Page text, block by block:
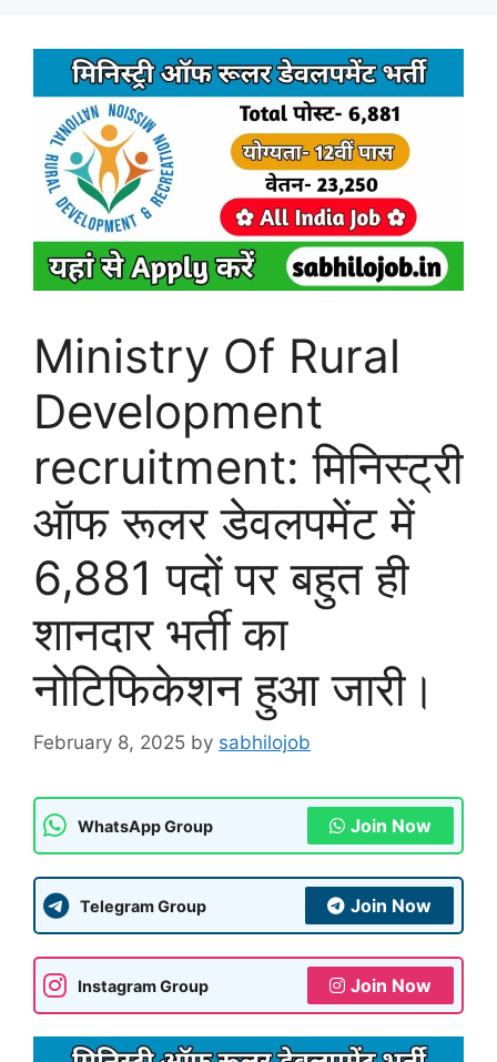
Ministry Of Rural
Development
recruitment: मिनिस्ट्री
ऑफ रूलर डेवलपमेंट में
6,881 पदों पर बहुत ही
शानदार भर्ती का
नोटिफिकेशन हुआ जारी।
February 8, 2025 by sabhilojob
WhatsApp Group Join Now
Telegram Group Join Now
Instagram Group Join Now